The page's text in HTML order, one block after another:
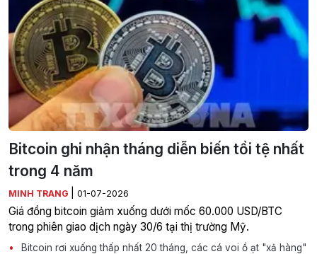
Bitcoin ghi nhận tháng diễn biến tồi tệ nhất
trong 4 năm
MINH TRANG 01-07-2026
Giá đồng bitcoin giảm xuống dưới mốc 60.000 USD/BTC
trong phiên giao dịch ngày 30/6 tại thị trường Mỹ.
Bitcoin rơi xuống thấp nhất 20 tháng, các cá voi ồ ạt "xả hàng"